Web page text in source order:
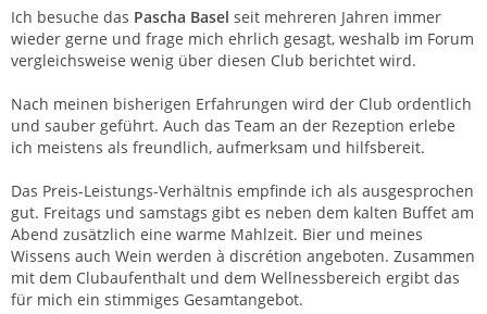
Ich besuche das Pascha Basel seit mehreren Jahren immer
wieder gerne und frage mich ehrlich gesagt, weshalb im Forum
vergleichsweise wenig über diesen Club berichtet wird.
Nach meinen bisherigen Erfahrungen wird der Club ordentlich
und sauber geführt. Auch das Team an der Rezeption erlebe
ich meistens als freundlich, aufmerksam und hilfsbereit.
Das Preis-Leistungs-Verhältnis empfinde ich als ausgesprochen
gut. Freitags und samstags gibt es neben dem kalten Buffet am
Abend zusätzlich eine warme Mahlzeit. Bier und meines
Wissens auch Wein werden à discrétion angeboten. Zusammen
mit dem Clubaufenthalt und dem Wellnessbereich ergibt das
für mich ein stimmiges Gesamtangebot.